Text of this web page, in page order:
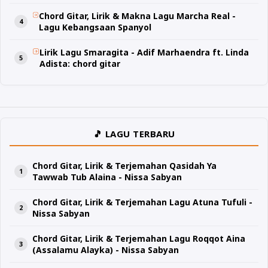
Chord Gitar, Lirik & Makna Lagu Marcha Real -
Lagu Kebangsaan Spanyol
Lirik Lagu Smaragita - Adif Marhaendra ft. Linda
Adista: chord gitar
🎵 LAGU TERBARU
Chord Gitar, Lirik & Terjemahan Qasidah Ya
Tawwab Tub Alaina - Nissa Sabyan
Chord Gitar, Lirik & Terjemahan Lagu Atuna Tufuli -
Nissa Sabyan
Chord Gitar, Lirik & Terjemahan Lagu Roqqot Aina
(Assalamu Alayka) - Nissa Sabyan